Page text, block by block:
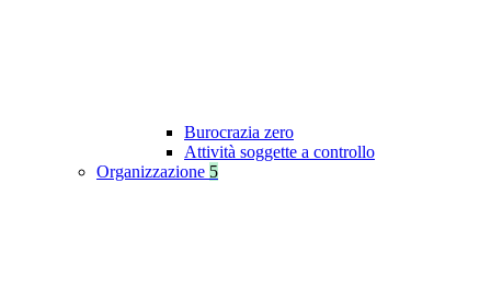
Burocrazia zero
Attività soggette a controllo
Organizzazione 5